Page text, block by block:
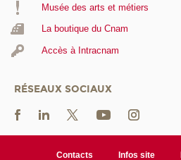
Musée des arts et métiers
La boutique du Cnam
Accès à Intracnam
RÉSEAUX SOCIAUX
Contacts Infos site